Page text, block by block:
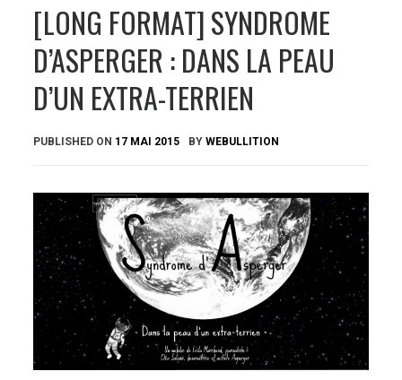
[LONG FORMAT] SYNDROME
D’ASPERGER : DANS LA PEAU
D’UN EXTRA-TERRIEN
PUBLISHED ON 17 MAI 2015 BYWEBULLITION